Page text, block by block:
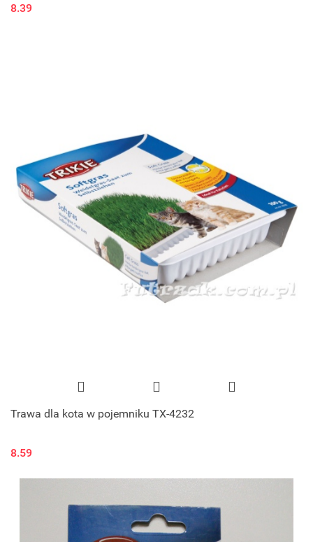
8.39
Trawa dla kota w pojemniku TX-4232
8.59